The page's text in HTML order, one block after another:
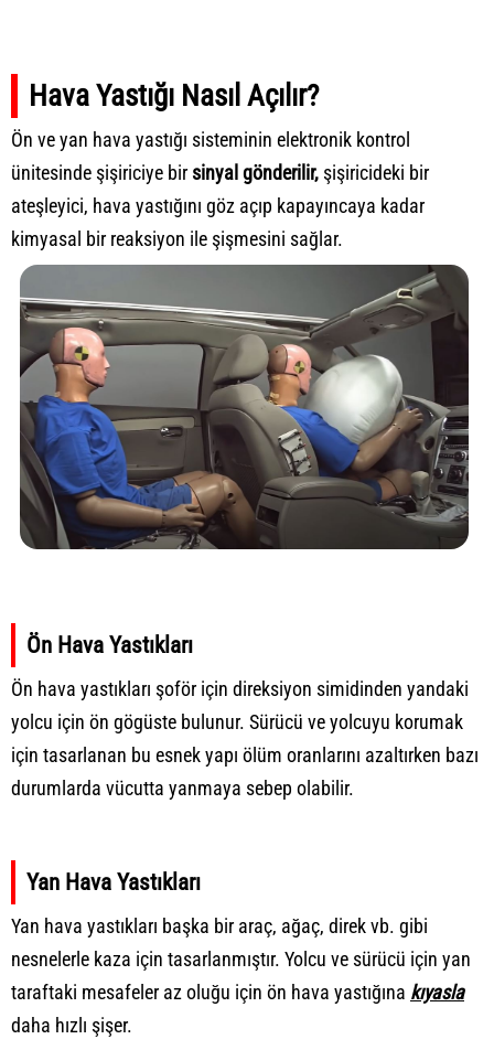
Hava Yastığı Nasıl Açılır?
Ön ve yan hava yastığı sisteminin elektronik kontrol
ünitesinde şişiriciye bir sinyal gönderilir, şişiricideki bir
ateşleyici, hava yastığını göz açıp kapayıncaya kadar
kimyasal bir reaksiyon ile şişmesini sağlar.
Ön Hava Yastıkları
Ön hava yastıkları şoför için direksiyon simidinden yandaki
yolcu için ön gögüste bulunur. Sürücü ve yolcuyu korumak
için tasarlanan bu esnek yapı ölüm oranlarını azaltırken bazı
durumlarda vücutta yanmaya sebep olabilir.
Yan Hava Yastıkları
Yan hava yastıkları başka bir araç, ağaç, direk vb. gibi
nesnelerle kaza için tasarlanmıştır. Yolcu ve sürücü için yan
taraftaki mesafeler az oluğu için ön hava yastığına kıyasla
daha hızlı şişer.